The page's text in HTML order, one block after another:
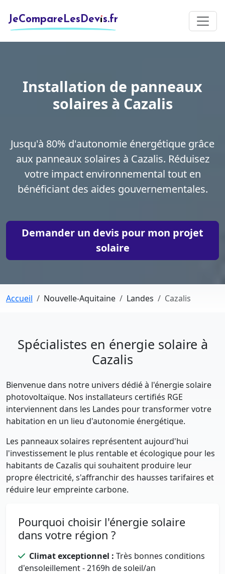
JeCompareLesDevis.fr
Installation de panneaux
solaires à Cazalis
Jusqu'à 80% d'autonomie énergétique grâce
aux panneaux solaires à Cazalis. Réduisez
votre impact environnemental tout en
bénéficiant des aides gouvernementales.
Demander un devis pour mon projet
solaire
Accueil Nouvelle-Aquitaine Landes Cazalis
Spécialistes en énergie solaire à
Cazalis
Bienvenue dans notre univers dédié à l'énergie solaire
photovoltaïque. Nos installateurs certifiés RGE
interviennent dans les Landes pour transformer votre
habitation en un lieu d'autonomie énergétique.
Les panneaux solaires représentent aujourd'hui
l'investissement le plus rentable et écologique pour les
habitants de Cazalis qui souhaitent produire leur
propre électricité, s'affranchir des hausses tarifaires et
réduire leur empreinte carbone.
Pourquoi choisir l'énergie solaire
dans votre région ?
Climat exceptionnel : Très bonnes conditions
d'ensoleillement - 2169h de soleil/an